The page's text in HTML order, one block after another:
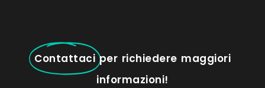
Contattaci per richiedere maggiori
informazioni!